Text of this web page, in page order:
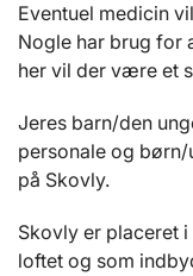
Eventuel medicin
Nogle har brug for
her vil der være et
Jeres barn/den
personale og børn/
på Skovly.
Skovly er placeret
loftet og som